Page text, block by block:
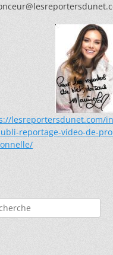
lesreportersdunet.com/
reportage-video-de-
: